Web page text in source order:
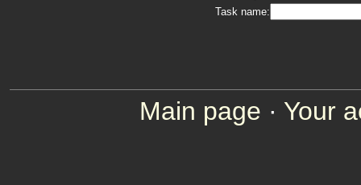
Task name:
Main page · Your